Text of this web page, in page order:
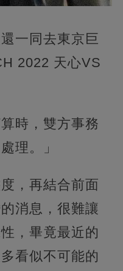
一同去東京巨
2022 天心VS
時，雙方事務
理。」
，再結合前面
消息，很難讓
，畢竟最近的
看似不可能的